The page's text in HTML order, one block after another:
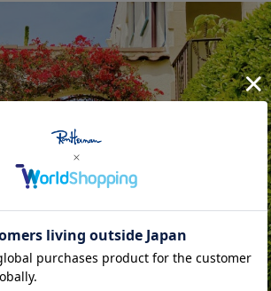
すべての過程において、“ていねい”をカタチ
密なコミュニケーションを大事にしながら、
す。ウェアはスタンダードに見えて、着用し
が、ストレスフリーな着心地を実現していま